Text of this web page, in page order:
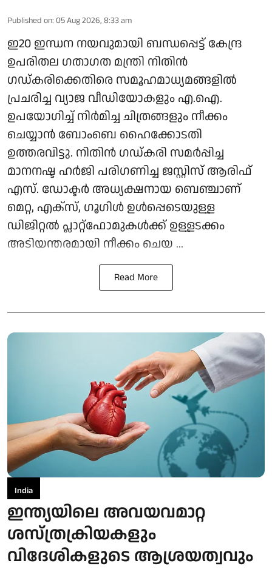
Published on: 05 Aug 2026, 8:33 am
ഇ20 ഇന്ധന നയവുമായി ബന്ധപ്പെട്ട് കേന്ദ്ര
ഉപരിതല ഗതാഗത മന്ത്രി നിതിൻ
ഗഡ്കരിക്കെതിരെ സമൂഹമാധ്യമങ്ങളിൽ
പ്രചരിച്ച വ്യാജ വീഡിയോകളും എ.ഐ.
ഉപയോഗിച്ച് നിർമിച്ച ചിത്രങ്ങളും നീക്കം
ചെയ്യാൻ ബോംബെ ഹൈക്കോടതി
ഉത്തരവിട്ടു. നിതിൻ ഗഡ്കരി സമർപ്പിച്ച
മാനനഷ്ട ഹർജി പരിഗണിച്ച ജസ്റ്റിസ് ആരിഫ്
എസ്. ഡോക്ടർ അധ്യക്ഷനായ ബെഞ്ചാണ്
മെറ്റ, എക്സ്, ഗൂഗിൾ ഉൾപ്പെടെയുള്ള
ഡിജിറ്റൽ പ്ലാറ്റ്ഫോമുകൾക്ക് ഉള്ളടക്കം
അടിയന്തരമായി നീക്കം ചെയ ...
Read More
India
ഇന്ത്യയിലെ അവയവമാറ്റ
ശസ്ത്രക്രിയകളും
വിദേശികളുടെ ആശ്രയത്വവും